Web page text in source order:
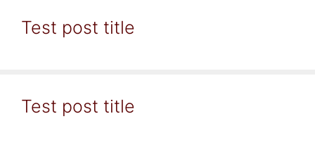
Test post title
Test post title